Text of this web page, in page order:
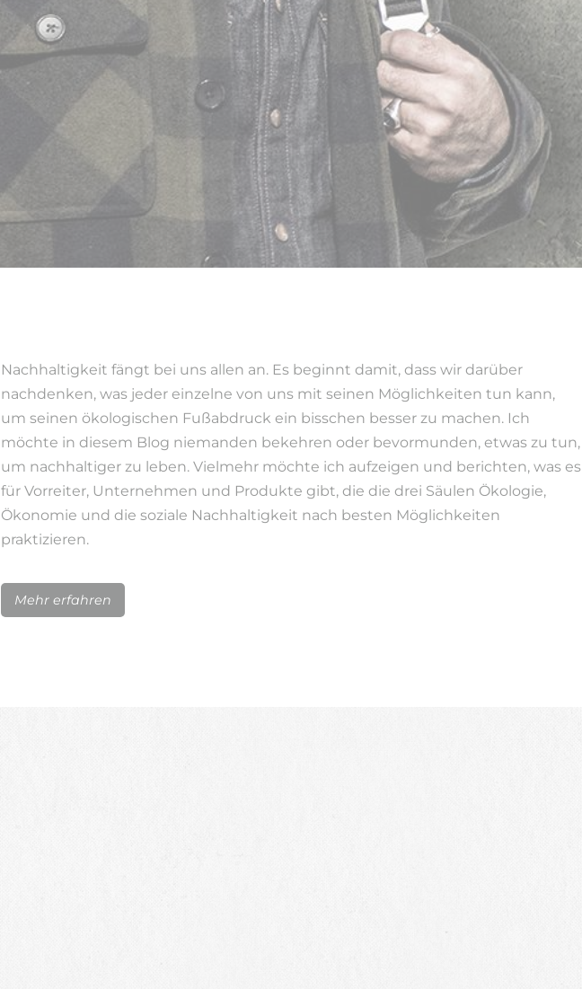
Nachhaltigkeit fängt bei uns allen an. Es beginnt damit, dass wir darüber
nachdenken, was jeder einzelne von uns mit seinen Möglichkeiten tun kann,
um seinen ökologischen Fußabdruck ein bisschen besser zu machen. Ich
möchte in diesem Blog niemanden bekehren oder bevormunden, etwas zu tun,
um nachhaltiger zu leben. Vielmehr möchte ich aufzeigen und berichten, was es
für Vorreiter, Unternehmen und Produkte gibt, die die drei Säulen Ökologie,
Ökonomie und die soziale Nachhaltigkeit nach besten Möglichkeiten
praktizieren.
Mehr erfahren